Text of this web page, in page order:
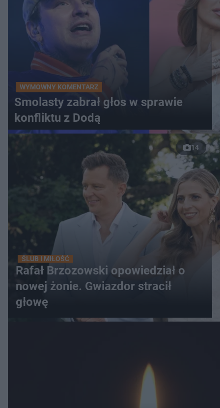
WYMOWNY KOMENTARZ
Smolasty zabrał głos w sprawie
konfliktu z Dodą
14
ŚLUB I MIŁOŚĆ
Rafał Brzozowski opowiedział o
nowej żonie. Gwiazdor stracił
głowę